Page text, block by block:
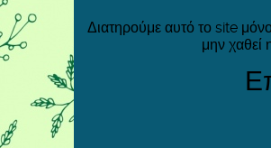
Διατηρούμε αυτό το site
μην χαθεί